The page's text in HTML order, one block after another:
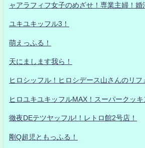
ャアラフィフ女子のめざせ！専業主婦！婚
ユキユキッフル3！
萌えっふる！
天にまします我ら！
ヒロシッフル！ヒロシデース山さんのリフ
ヒロユキユキッフルMAX！スーパークッキ
徹夜DEテツヤッフル!！レトロ館2号店！
剛Q超児ともっふる！